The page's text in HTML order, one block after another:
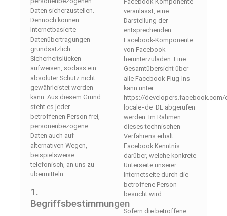
Daten sicherzustellen.
Dennoch können
Internetbasierte
Datenübertragungen
grundsätzlich
Sicherheitslücken
aufweisen, sodass ein
absoluter Schutz nicht
gewährleistet werden
kann. Aus diesem Grund
steht es jeder
betroffenen Person frei,
personenbezogene
Daten auch auf
alternativen Wegen,
beispielsweise
telefonisch, an uns zu
übermitteln.
1.
Begriffsbestimmungen
veranlasst, eine
Darstellung der
entsprechenden
Facebook-Komponente
von Facebook
herunterzuladen. Eine
Gesamtübersicht über
alle Facebook-Plug-Ins
kann unter
https://
locale=de_DE abgerufen
werden. Im Rahmen
dieses technischen
Verfahrens erhält
Facebook Kenntnis
darüber, welche konkrete
Unterseite unserer
Internetseite durch die
betroffene Person
besucht wird.
Sofern die betroffene